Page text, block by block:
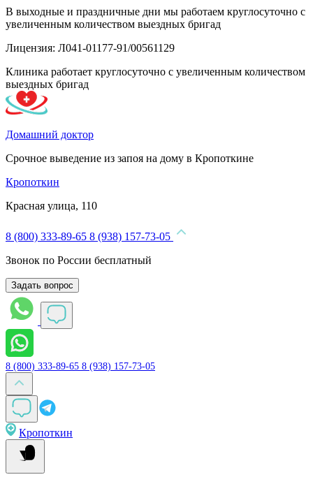
В выходные и праздничные дни мы работаем круглосуточно с
увеличенным количеством выездных бригад
Лицензия: Л041-01177-91/00561129
Клиника работает круглосуточно с увеличенным количеством
выездных бригад
Домашний доктор
Срочное выведение из запоя на дому в Кропоткине
Кропоткин
Красная улица, 110
8 (800) 333-89-65 8 (938) 157-73-05
Звонок по России бесплатный
Задать вопрос
8 (800) 333-89-65 8 (938) 157-73-05
Кропоткин